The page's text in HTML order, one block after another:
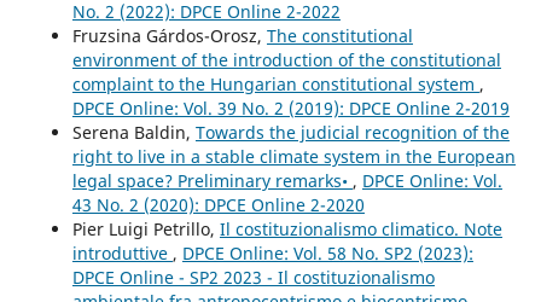
No. 2 (2022): DPCE Online 2-2022
Fruzsina Gárdos-Orosz, The constitutional
environment of the introduction of the constitutional
complaint to the Hungarian constitutional system ,
DPCE Online: Vol. 39 No. 2 (2019): DPCE Online 2-2019
Serena Baldin, Towards the judicial recognition of the
right to live in a stable climate system in the European
legal space? Preliminary remarks• , DPCE Online: Vol.
43 No. 2 (2020): DPCE Online 2-2020
Pier Luigi Petrillo, Il costituzionalismo climatico. Note
introduttive , DPCE Online: Vol. 58 No. SP2 (2023):
DPCE Online - SP2 2023 - Il costituzionalismo